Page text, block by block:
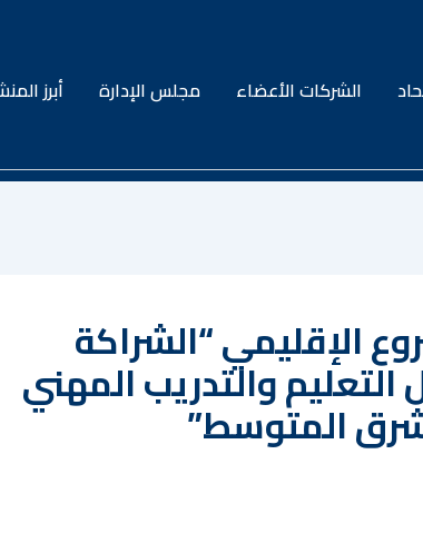
الشركات الأعضاء مجلس الإدارة أبرز
الإقليمي “الشراكة
والتدريب المهني
المتوسط”